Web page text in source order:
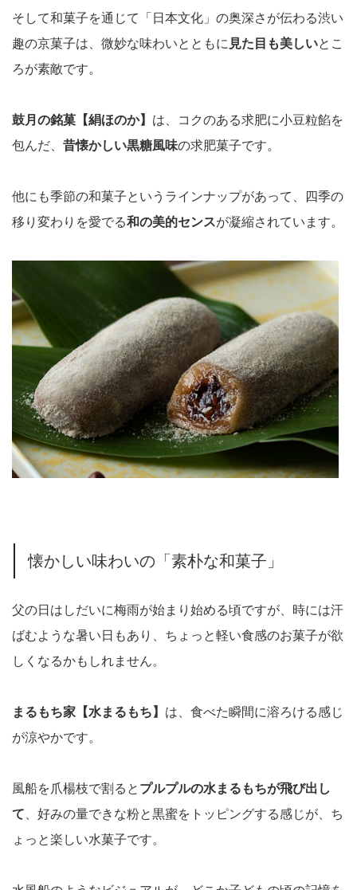
そして和菓子を通じて「日本文化」の奥深さが伝わる渋い
趣の京菓子は、微妙な味わいとともに 見た目も美しいとこ
ろが素敵です。
鼓月の銘菓【絹ほのか】 は、コクのある求肥に小豆粒餡を
包んだ、 昔懐かしい黒糖風味の求肥菓子です。
他にも季節の和菓子というラインナップがあって、四季の
移り変わりを愛でる和の美的センスが凝縮されています。
懐かしい味わいの「素朴な和菓子」
父の日はしだいに梅雨が始まり始める頃ですが、時には汗
ばむような暑い日もあり、ちょっと軽い食感のお菓子が欲
しくなるかもしれません。
まるもち家【水まるもち 】 は、食べた瞬間に溶ろける感じ
が涼やかです。
風船を爪楊枝で割ると プルプルの水まるもちが飛び出し
て 、好みの量できな粉と黒蜜をトッピングする感じが、ち
ょっと楽しい水菓子です。